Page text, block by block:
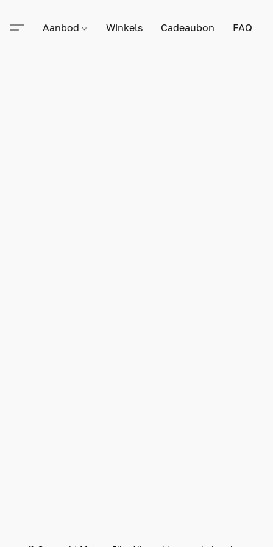
Aanbod Winkels Cadeaubon FAQ